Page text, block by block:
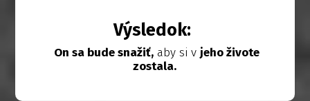
Výsledok:
On sa bude snažiť,aby si v jeho živote
zostala.